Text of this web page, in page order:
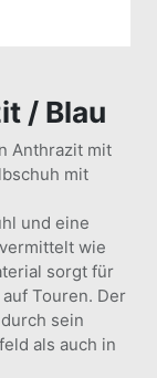
/ Blau
Anthrazit mit
mit
und eine
wie
sorgt für
Touren. Der
sein
als auch in